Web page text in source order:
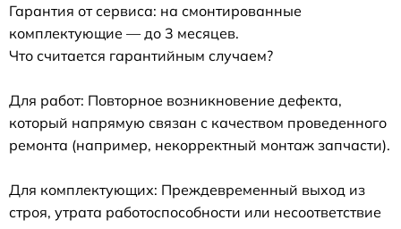
Гарантия от сервиса: на смонтированные
комплектующие — до 3 месяцев.
Что считается гарантийным случаем?
Для работ: Повторное возникновение дефекта,
который напрямую связан с качеством проведенного
ремонта (например, некорректный монтаж запчасти).
Для комплектующих: Преждевременный выход из
строя, утрата работоспособности или несоответствие